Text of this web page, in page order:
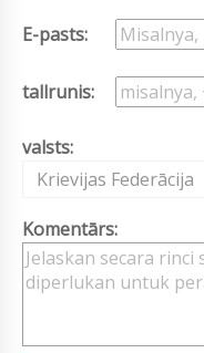
E-pasts:
tallrunis:
valsts:
Krievijas Federācija
Komentārs: